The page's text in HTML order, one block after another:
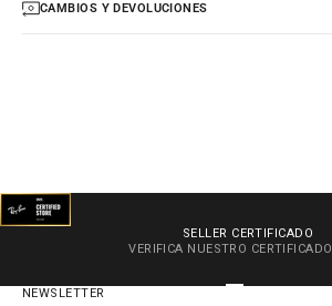
CAMBIOS Y DEVOLUCIONES
SELLER CERTIFICADO
VERIFICA NUESTRO CERTIFICADO
NEWSLETTER